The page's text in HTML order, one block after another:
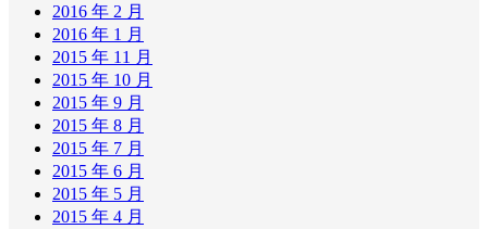
2016 年 2 月
2016 年 1 月
2015 年 11 月
2015 年 10 月
2015 年 9 月
2015 年 8 月
2015 年 7 月
2015 年 6 月
2015 年 5 月
2015 年 4 月